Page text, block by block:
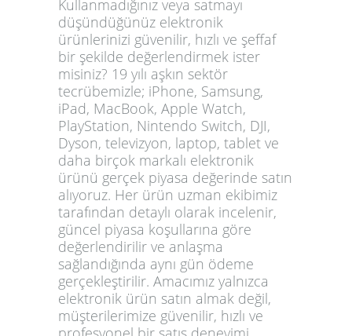
Kullanmadığınız veya satmayı
düşündüğünüz elektronik
ürünlerinizi güvenilir, hızlı ve şeffaf
bir şekilde değerlendirmek ister
misiniz? 19 yılı aşkın sektör
tecrübemizle; iPhone, Samsung,
iPad, MacBook, Apple Watch,
PlayStation, Nintendo Switch, DJI,
Dyson, televizyon, laptop, tablet ve
daha birçok markalı elektronik
ürünü gerçek piyasa değerinde satın
alıyoruz. Her ürün uzman ekibimiz
tarafından detaylı olarak incelenir,
güncel piyasa koşullarına göre
değerlendirilir ve anlaşma
sağlandığında aynı gün ödeme
gerçekleştirilir. Amacımız yalnızca
elektronik ürün satın almak değil,
müşterilerimize güvenilir, hızlı ve